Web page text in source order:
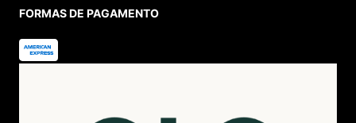
FORMAS DE PAGAMENTO